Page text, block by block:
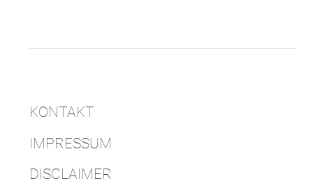
KONTAKT
IMPRESSUM
DISCLAIMER